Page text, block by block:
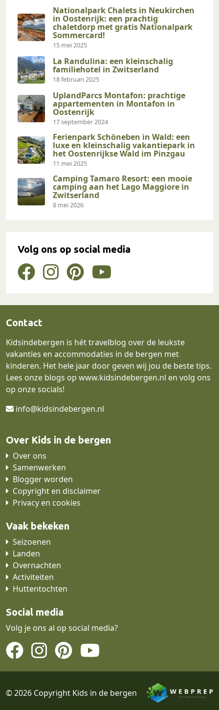
Nationalpark Chalets in Neukirchen
in Oostenrijk: een prachtig
chaletdorp met gratis Nationalpark
Sommercard!
15 mei 2025
La Randulina: een kleinschalig
familiehotel in Zwitserland
18 februari 2025
UplandParcs Montafon: prachtige
appartementen in Montafon in
Oostenrijk
17 september 2024
Ferienpark Schöneben in Wald: een
luxe en kleinschalig vakantiepark in
het Oostenrijkse Wald im Pinzgau
11 mei 2025
Camping Tamaro Resort: een mooie
camping aan het Lago Maggiore in
Zwitserland
8 mei 2026
Volg ons op social media
Contact
Kidsindebergen is hét travelblog over de leukste
vakanties en accommodaties in de bergen met
kinderen. Het hele jaar door geven wij jou de beste tips.
Lees onze blogs op www.kidsindebergen.nl en volg ons
op onze socials!
info@kidsindebergen.nl
Over Kids in de bergen
Over ons
Samenwerken
Blogger worden
Copyright en disclaimer
Privacy en cookies
Vaak bekeken
Seizoenen
Landen
Overnachten
Activiteiten
Huttentochten
Social media
Volg je ons al op social media?
© 2026 Copyright Kids in de bergen